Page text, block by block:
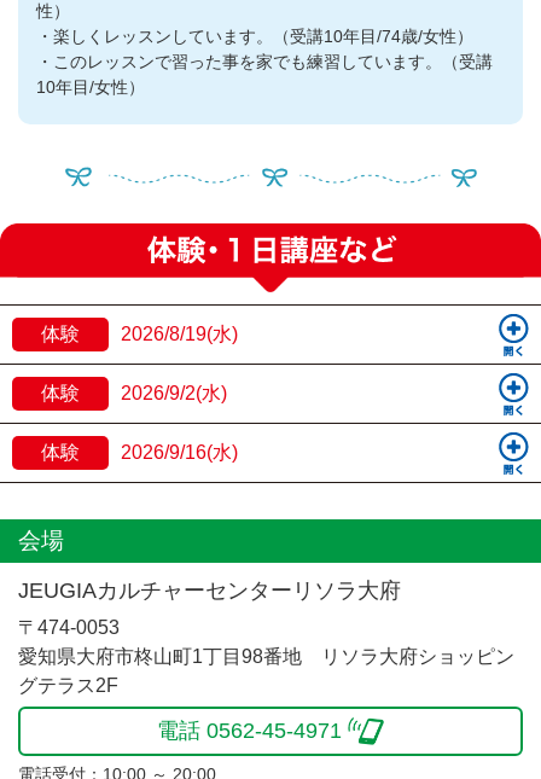
性）
・楽しくレッスンしています。（受講10年目/74歳/女性）
・このレッスンで習った事を家でも練習しています。（受講
10年目/女性）
体験 2026/8/19(水)
体験 2026/9/2(水)
体験 2026/9/16(水)
会場
JEUGIAカルチャーセンターリソラ大府
〒474-0053
愛知県大府市柊山町1丁目98番地 リソラ大府ショッピン
グテラス2F
電話 0562-45-4971
電話受付：10:00 ～ 20:00